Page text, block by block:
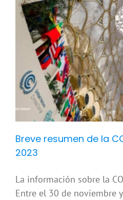
Breve resumen de la
2023
La información sobre la
Entre el 30 de noviembre